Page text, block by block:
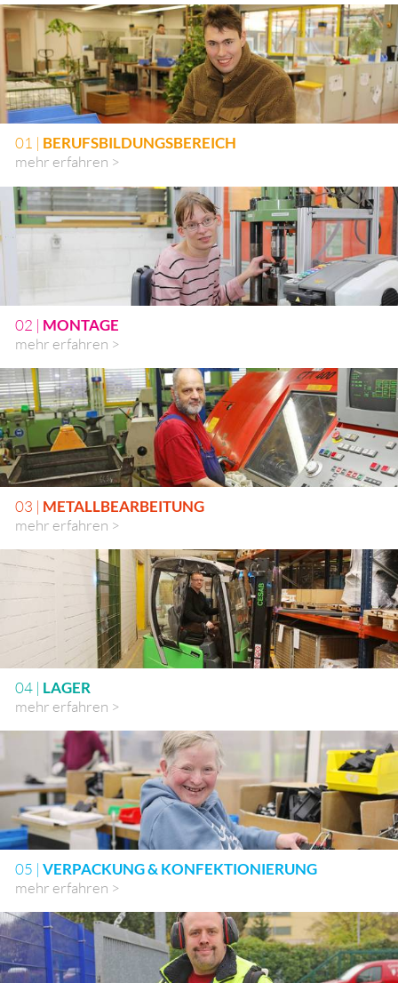
01 | BERUFSBILDUNGSBEREICH
mehr erfahren >
02 | MONTAGE
mehr erfahren >
03 | METALLBEARBEITUNG
mehr erfahren >
04 | LAGER
mehr erfahren >
05 |VERPACKUNG & KONFEKTIONIERUNG
mehr erfahren >